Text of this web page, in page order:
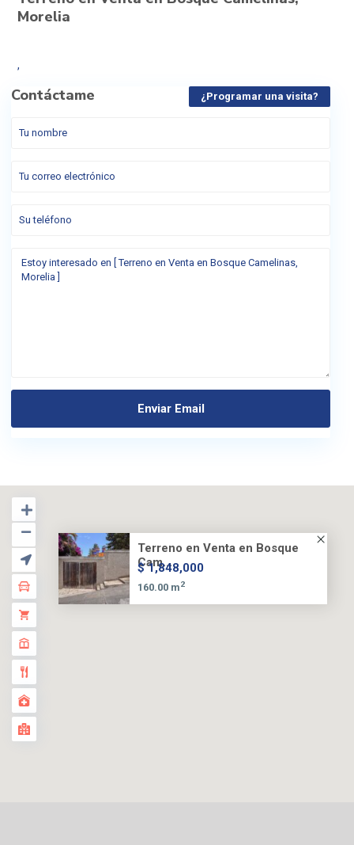
Morelia
,
Contáctame ¿Programar una visita?
Terreno en Venta en Bosque
Cam...
$ 1,848,000
160.00 m2